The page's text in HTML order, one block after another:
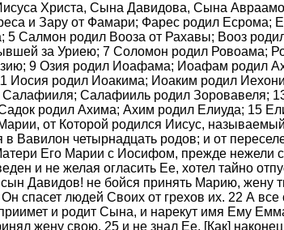
Христа, Сына Давидова, Сына
и Зару от Фамари; Фарес родил
5 Салмон родил Вооза от Рахавы; Вооз
за Уриею; 7 Соломон родил Ровоама;
9 Озия родил Иоафама; Иоафам родил
Иосия родил Иоакима; Иоаким родил
Салафииль родил Зоровавеля;
родил Ахима; Ахим родил Елиуда; 15
от Которой родился Иисус,
в Вавилон четырнадцать родов; и от
Его Марии с Иосифом, прежде нежели
и не желая огласить Ее, хотел тайно
Давидов! не бойся принять Марию, жену
спасет людей Своих от грехов их. 22 А
и родит Сына, и нарекут имя Ему
жену свою, 25 и не знал Ее. [Как]